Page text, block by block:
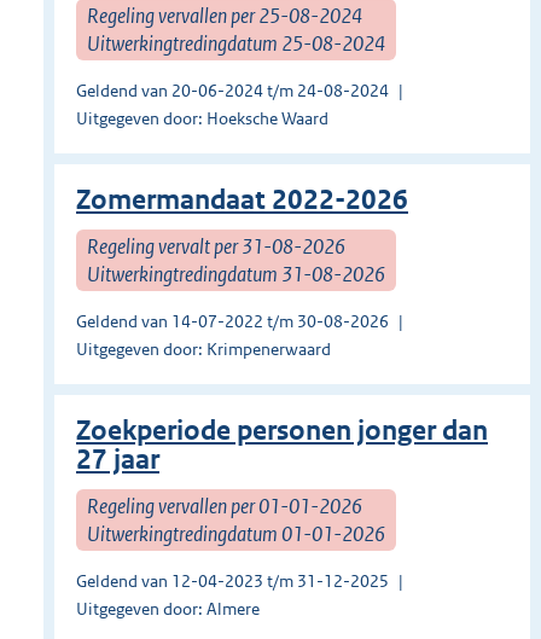
Regeling vervallen per 25-08-2024
Uitwerkingtredingdatum 25-08-2024
Geldend van 20-06-2024 t/m 24-08-2024
Uitgegeven door: Hoeksche Waard
Zomermandaat 2022-2026
Regeling vervalt per 31-08-2026
Uitwerkingtredingdatum 31-08-2026
Geldend van 14-07-2022 t/m 30-08-2026
Uitgegeven door: Krimpenerwaard
Zoekperiode personen jonger dan
27 jaar
Regeling vervallen per 01-01-2026
Uitwerkingtredingdatum 01-01-2026
Geldend van 12-04-2023 t/m 31-12-2025
Uitgegeven door: Almere